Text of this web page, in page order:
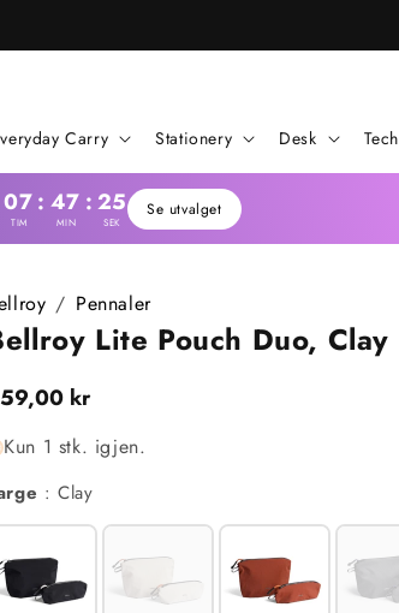
Carry Stationery Desk Tech
07: 47 : 23
TIM MIN SEK
Se utvalget
/ Pennaler
Lite Pouch Duo, Clay
kr
Kun 1 stk. igjen.
: ClayFarge